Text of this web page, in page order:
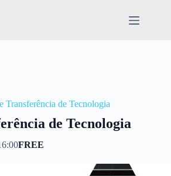
Transferência de Tecnologia
de Tecnologia
FREE